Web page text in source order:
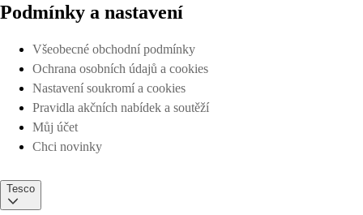
Podmínky a nastavení
Všeobecné obchodní podmínky
Ochrana osobních údajů a cookies
Nastavení soukromí a cookies
Pravidla akčních nabídek a soutěží
Můj účet
Chci novinky
Tesco